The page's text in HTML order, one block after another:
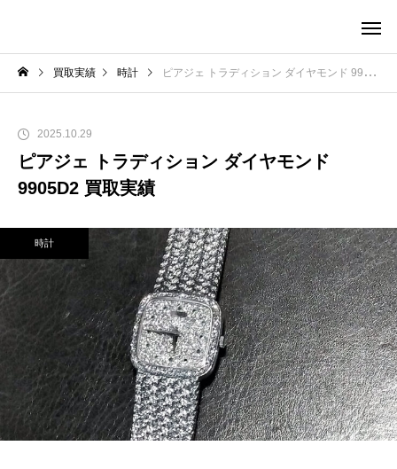
買取実績 時計 ピアジェ トラディション ダイヤモンド 9905D2 買取実績
2025.10.29
ピアジェ トラディション ダイヤモンド
9905D2 買取実績
時計